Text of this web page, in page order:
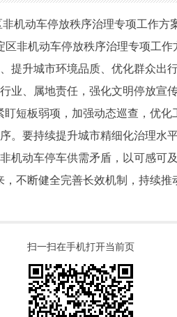
动车停放秩序治理专项工作方
机动车停放秩序治理专项工作
升城市环境品质、优化群众出行
、属地责任，强化文明停放宣
短板弱项，加强动态巡查，优
。要持续提升城市精细化治理水
动车停车供需矛盾，以可感可
不断健全完善长效机制，持续推
扫一扫在手机打开当前页